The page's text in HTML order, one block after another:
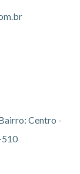
Centro -
510